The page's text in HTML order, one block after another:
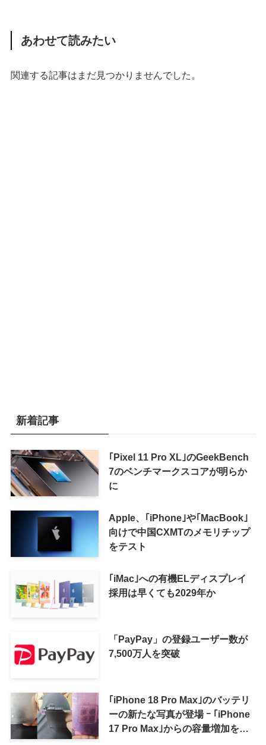
あわせて読みたい
関連する記事はまだ見つかりませんでした。
新着記事
｢Pixel 11 Pro XL｣のGeekBench
7のベンチマークスコアが明らか
に
Apple、｢iPhone｣や｢MacBook｣
向けで中国CXMTのメモリチップ
をテスト
｢iMac｣への有機ELディスプレイ
採用は早くても2029年か
「PayPay」の登録ユーザー数が
7,500万人を突破
｢iPhone 18 Pro Max｣のバッテリ
ーの新たな写真が登場 ｰ ｢iPhone
17 Pro Max｣からの容量増加を確